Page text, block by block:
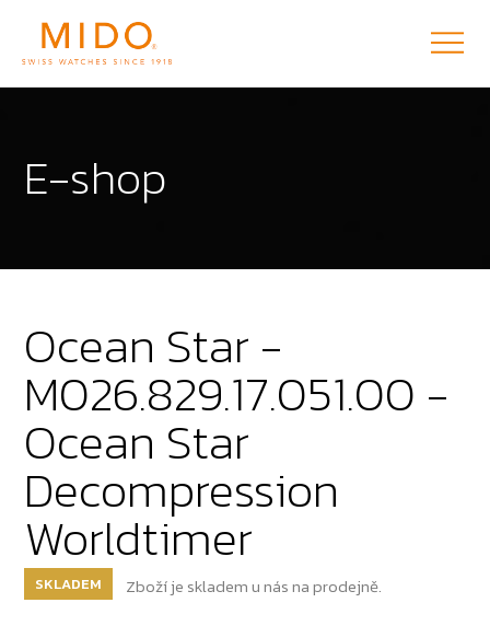
E-shop
Ocean Star -
M026.829.17.051.00 -
Ocean Star
Decompression
Worldtimer
SKLADEM Zboží je skladem u nás na prodejně.